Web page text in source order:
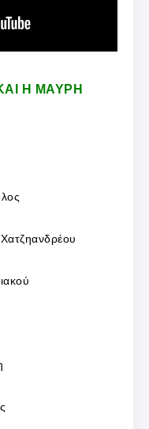
Η ΜΑΥΡΗ